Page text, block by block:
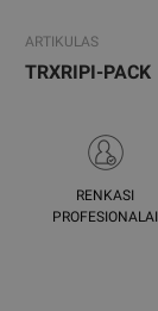
ARTIKULAS
TRXRIPI-PACK
RENKASI
PROFESIONALAI